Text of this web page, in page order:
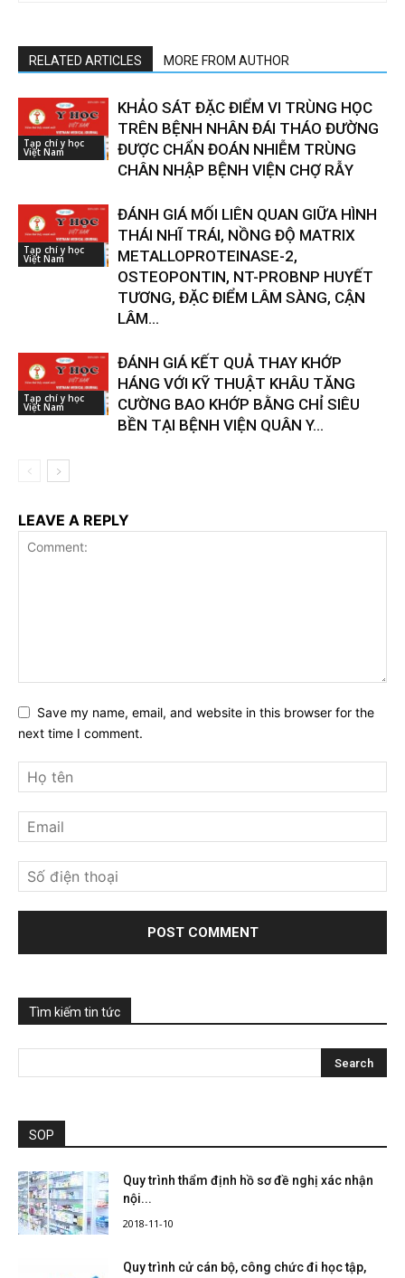
RELATED ARTICLES MORE FROM AUTHOR
Tạp chí y học
Việt Nam
KHẢO SÁT ĐẶC ĐIỂM VI TRÙNG HỌC
TRÊN BỆNH NHÂN ĐÁI THÁO ĐƯỜNG
ĐƯỢC CHẨN ĐOÁN NHIỄM TRÙNG
CHÂN NHẬP BỆNH VIỆN CHỢ RẪY
Tạp chí y học
Việt Nam
ĐÁNH GIÁ MỐI LIÊN QUAN GIỮA HÌNH
THÁI NHĨ TRÁI, NỒNG ĐỘ MATRIX
METALLOPROTEINASE-2,
OSTEOPONTIN, NT-PROBNP HUYẾT
TƯƠNG, ĐẶC ĐIỂM LÂM SÀNG, CẬN
LÂM...
Tạp chí y học
Việt Nam
ĐÁNH GIÁ KẾT QUẢ THAY KHỚP
HÁNG VỚI KỸ THUẬT KHÂU TĂNG
CƯỜNG BAO KHỚP BẰNG CHỈ SIÊU
BỀN TẠI BỆNH VIỆN QUÂN Y...
LEAVE A REPLY
Save my name, email, and website in this browser for the
next time I comment.
Tìm kiếm tin tức
SOP
Quy trình thẩm định hồ sơ đề nghị xác nhận
nội...
2018-11-10
Quy trình cử cán bộ, công chức đi học tập,